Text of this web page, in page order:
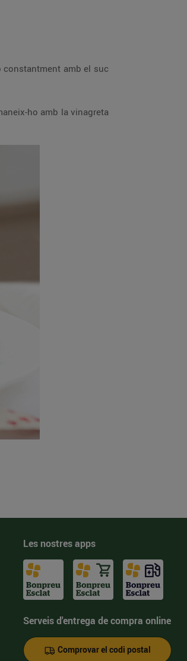
Les nostres apps
Serveis d'entrega de compra online
Comprovar el codi postal